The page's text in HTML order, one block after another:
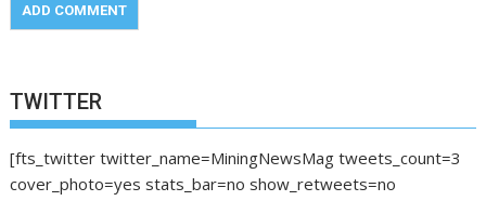
TWITTER
[fts_twitter twitter_name=MiningNewsMag tweets_count=3
cover_photo=yes stats_bar=no show_retweets=no